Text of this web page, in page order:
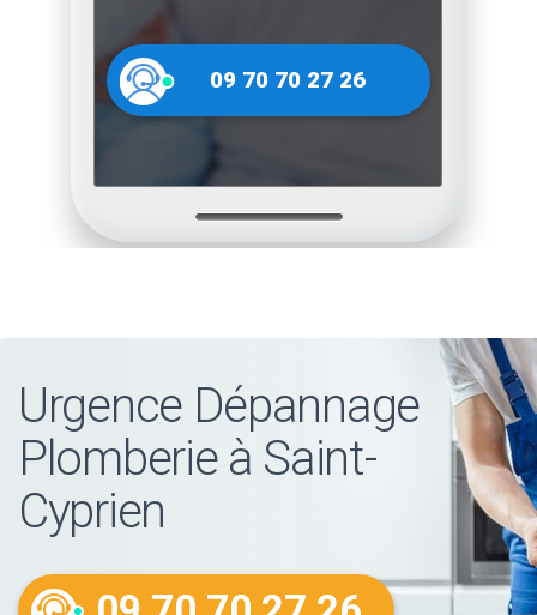
09 70 70 27 26
Urgence Dépannage
Plomberie à Saint-
Cyprien